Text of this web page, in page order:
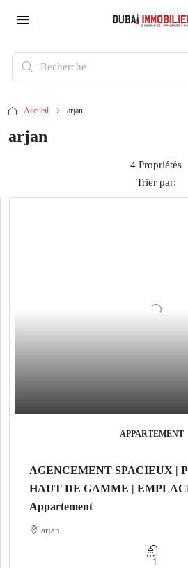
Accueil arjan
arjan
4 Propriétés
Trier par:
APPARTEMENT
AGENCEMENT SPACIEUX |
HAUT DE GAMME |
Appartement
arjan
1